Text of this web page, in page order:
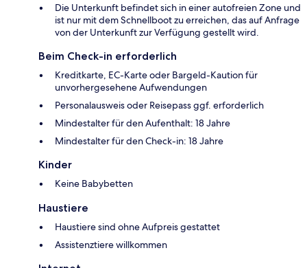
Die Unterkunft befindet sich in einer autofreien Zone und
ist nur mit dem Schnellboot zu erreichen, das auf Anfrage
von der Unterkunft zur Verfügung gestellt wird.
Beim Check-in erforderlich
Kreditkarte, EC-Karte oder Bargeld-Kaution für
unvorhergesehene Aufwendungen
Personalausweis oder Reisepass ggf. erforderlich
Mindestalter für den Aufenthalt: 18 Jahre
Mindestalter für den Check-in: 18 Jahre
Kinder
Keine Babybetten
Haustiere
Haustiere sind ohne Aufpreis gestattet
Assistenztiere willkommen